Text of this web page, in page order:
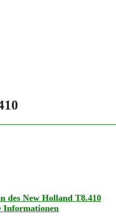
des New Holland T8.410
Informationen